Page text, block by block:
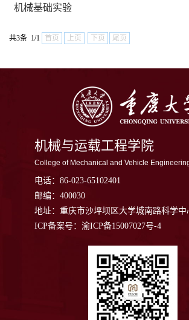
机械基础实验
共3条 1/1 首页 上页 下页 尾页
机械与运载工程学院
College of Mechanical and Vehicle
电话： 86-023-65102401
邮编： 400030
地址： 重庆市沙坪坝区大学城南路科学中
ICP备案号：渝ICP备15007027号-4